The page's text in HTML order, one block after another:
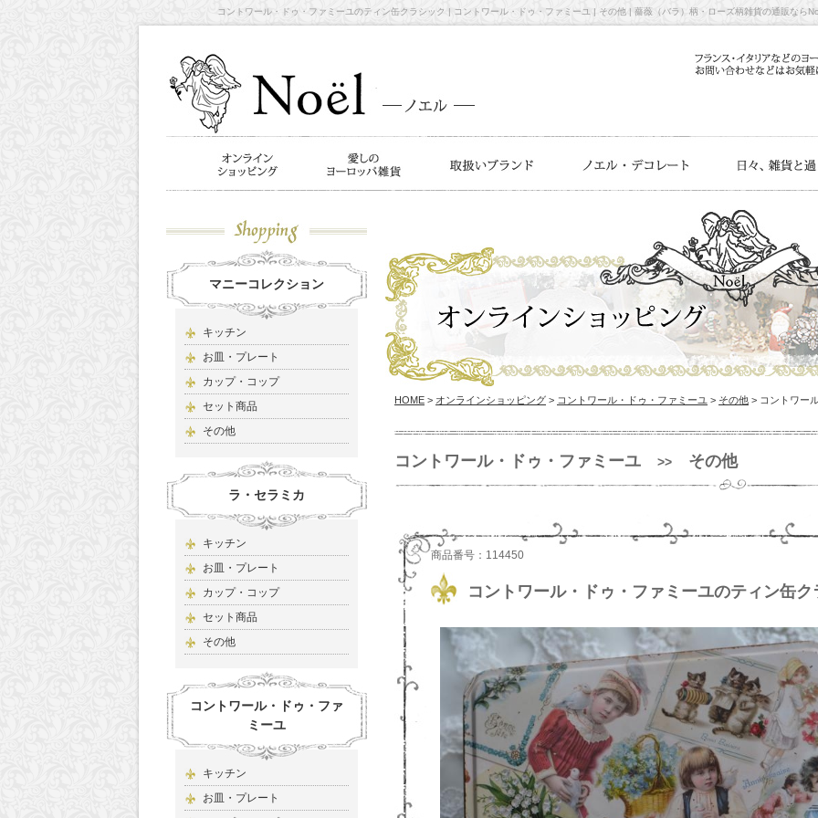
コントワール・ドゥ・ファミーユのティン缶クラシック | コントワール・ドゥ・ファミーユ | その他 | 薔薇（バラ）柄・ローズ柄雑貨の通販なら
マニーコレクション
キッチン
お皿・プレート
カップ・コップ
セット商品
その他
ラ・セラミカ
キッチン
お皿・プレート
カップ・コップ
セット商品
その他
コントワール・ドゥ・ファ
ミーユ
キッチン
お皿・プレート
HOME > オンラインショッピング > コントワール・ドゥ・ファミーユ > その他 > コントワー
コントワール・ドゥ・ファミーユ >> その他
商品番号：114450
コントワール・ドゥ・ファミーユのティン缶ク